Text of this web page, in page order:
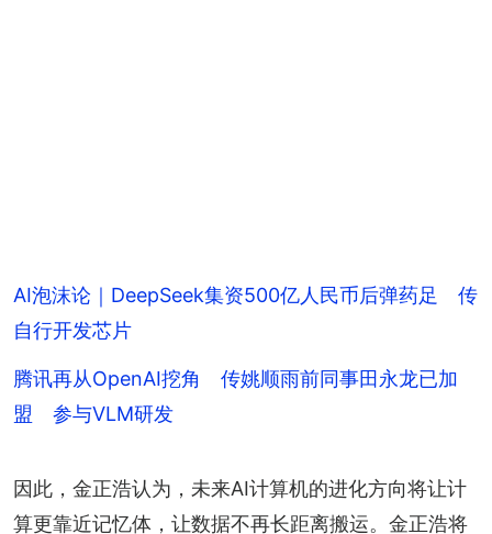
AI泡沫论｜DeepSeek集资500亿人民币后弹药足 传
自行开发芯片
腾讯再从OpenAI挖角 传姚顺雨前同事田永龙已加
盟 参与VLM研发
因此，金正浩认为，未来AI计算机的进化方向将让计
算更靠近记忆体，让数据不再长距离搬运。金正浩将